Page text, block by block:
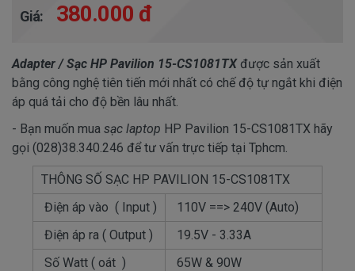
Giá: 380.000 đ
Adapter / Sạc HP Pavilion 15-CS1081TX được sản xuất
bằng công nghệ tiên tiến mới nhất có chế độ tự ngắt khi điện
áp quá tải cho độ bền lâu nhất.
- Bạn muốn mua sạc laptop HP Pavilion 15-CS1081TX hãy
gọi (028)38.340.246 để tư vấn trực tiếp tại Tphcm.
THÔNG SỐ SẠC HP PAVILION 15-CS1081TX
Điện áp vào ( Input )
110V ==> 240V (Auto)
Điện áp ra ( Output )
19.5V - 3.33A
Số Watt ( oát )
65W & 90W